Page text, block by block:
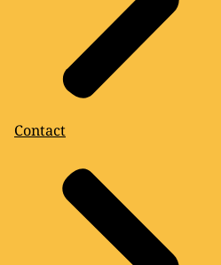
Contact